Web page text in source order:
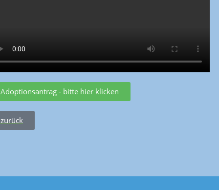
Adoptionsantrag - bitte hier klicken
zurück